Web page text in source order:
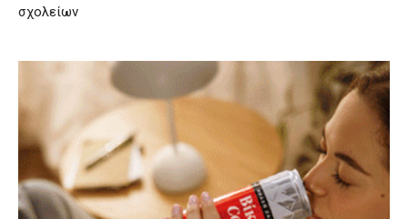
σχολείων